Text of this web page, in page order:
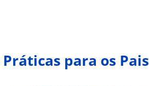
para os Pais